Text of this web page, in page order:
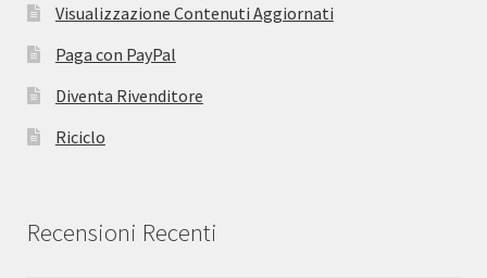
Visualizzazione Contenuti Aggiornati
Paga con PayPal
Diventa Rivenditore
Riciclo
Recensioni Recenti